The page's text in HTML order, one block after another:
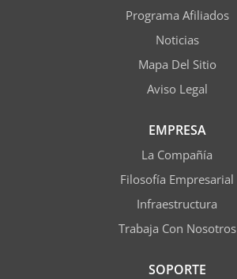
Programa Afiliados
Noticias
Mapa Del Sitio
Aviso Legal
EMPRESA
La Compañía
Filosofía Empresarial
Infraestructura
Trabaja Con Nosotros
SOPORTE